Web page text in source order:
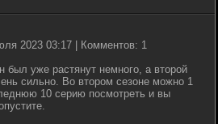
2023 03:17 | Комментов: 1
был уже растянут немного, а второй
сильно. Во втором сезоне можно 1
10 серию посмотреть и вы